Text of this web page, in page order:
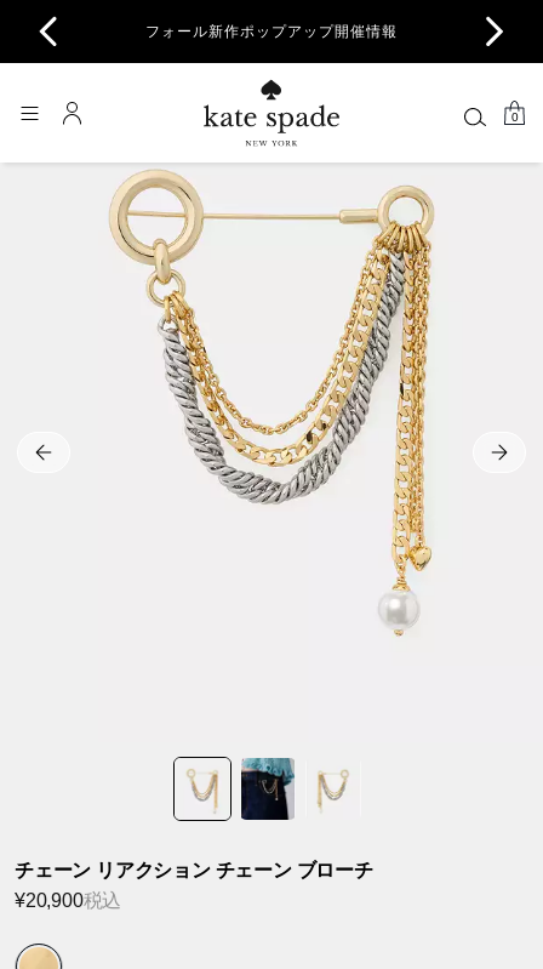
フォール新作ポップアップ開催情報
0
チェーン リアクション チェーン ブローチ
¥20,900税込